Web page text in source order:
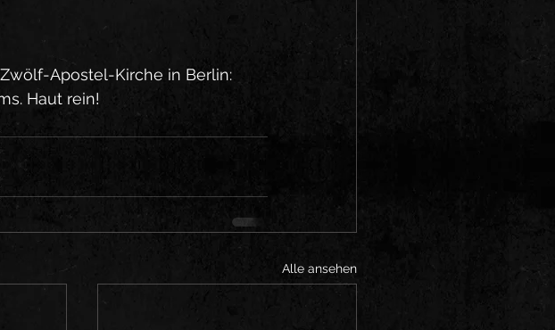
Apostel-Kirche in Berlin:
Haut rein!
Alle ansehen